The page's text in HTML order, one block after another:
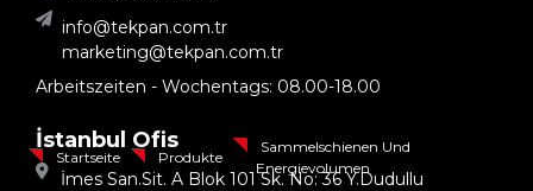
Startseite Produkte
Sammelschienen Und
Energievolumen
info@tekpan.com.tr
marketing@tekpan.com.tr
Arbeitszeiten - Wochentags: 08.00-18.00
İstanbul Ofis
İmes San.Sit. A Blok 101 Sk. No: 36 Y.Dudullu